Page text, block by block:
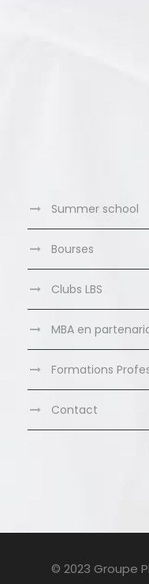
Summer school
Bourses
Clubs LBS
MBA en
Formations
Contact
© 2023 Groupe